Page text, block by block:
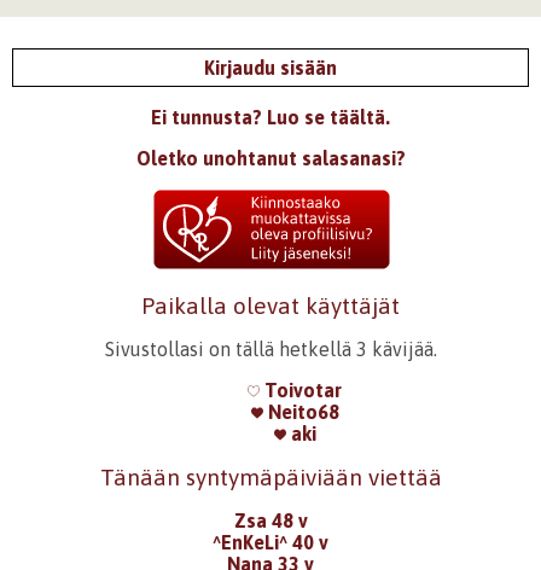
Kirjaudu sisään
Ei tunnusta? Luo se täältä.
Oletko unohtanut salasanasi?
Paikalla olevat käyttäjät
Sivustollasi on tällä hetkellä 3 kävijää.
Toivotar
Neito68
aki
Tänään syntymäpäiviään viettää
Zsa 48 v
^EnKeLi^ 40 v
Nana 33 v